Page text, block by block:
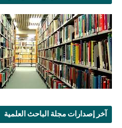
آخر إصدارات مجلة الباحث العلمية